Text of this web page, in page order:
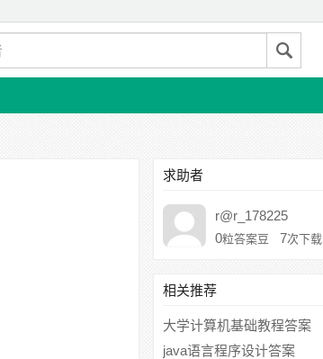
求助者
r@r_178225
0粒答案豆 7次下载
相关推荐
大学计算机基础教程答案
java语言程序设计答案